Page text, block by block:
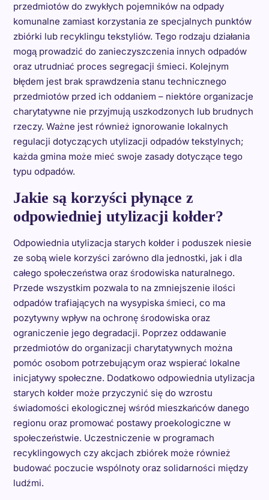
przedmiotów do zwykłych pojemników na odpady
komunalne zamiast korzystania ze specjalnych punktów
zbiórki lub recyklingu tekstyliów. Tego rodzaju działania
mogą prowadzić do zanieczyszczenia innych odpadów
oraz utrudniać proces segregacji śmieci. Kolejnym
błędem jest brak sprawdzenia stanu technicznego
przedmiotów przed ich oddaniem – niektóre organizacje
charytatywne nie przyjmują uszkodzonych lub brudnych
rzeczy. Ważne jest również ignorowanie lokalnych
regulacji dotyczących utylizacji odpadów tekstylnych;
każda gmina może mieć swoje zasady dotyczące tego
typu odpadów.
Jakie są korzyści płynące z
odpowiedniej utylizacji kołder?
Odpowiednia utylizacja starych kołder i poduszek niesie
ze sobą wiele korzyści zarówno dla jednostki, jak i dla
całego społeczeństwa oraz środowiska naturalnego.
Przede wszystkim pozwala to na zmniejszenie ilości
odpadów trafiających na wysypiska śmieci, co ma
pozytywny wpływ na ochronę środowiska oraz
ograniczenie jego degradacji. Poprzez oddawanie
przedmiotów do organizacji charytatywnych można
pomóc osobom potrzebującym oraz wspierać lokalne
inicjatywy społeczne. Dodatkowo odpowiednia utylizacja
starych kołder może przyczynić się do wzrostu
świadomości ekologicznej wśród mieszkańców danego
regionu oraz promować postawy proekologiczne w
społeczeństwie. Uczestniczenie w programach
recyklingowych czy akcjach zbiórek może również
budować poczucie wspólnoty oraz solidarności między
ludźmi.